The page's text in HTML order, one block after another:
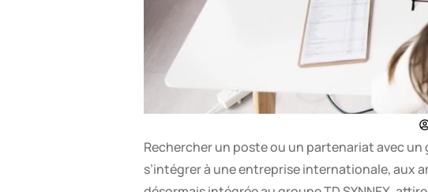
Rechercher un poste ou un partenariat avec un
s’intégrer à une entreprise internationale, aux